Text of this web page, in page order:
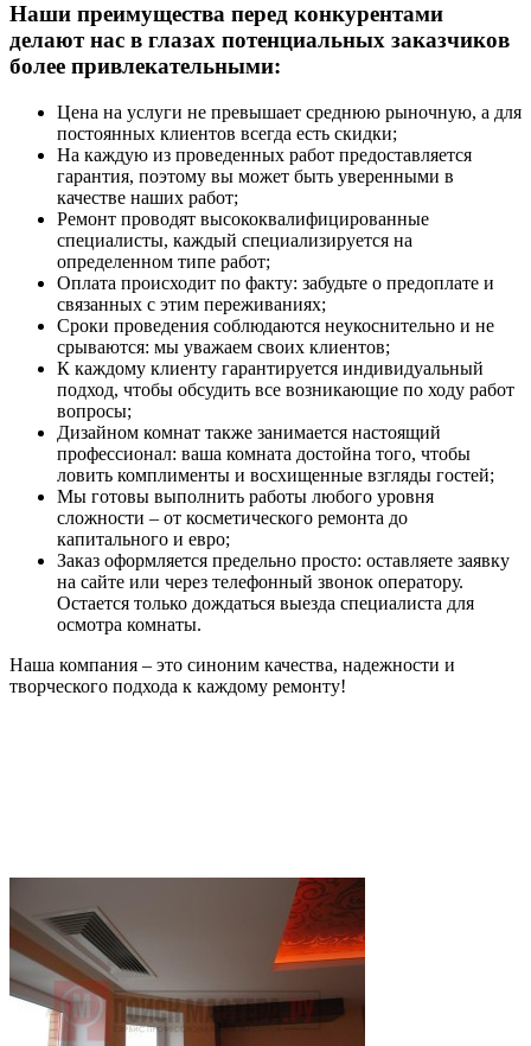
Наши преимущества перед конкурентами
делают нас в глазах потенциальных заказчиков
более привлекательными:
Цена на услуги не превышает среднюю рыночную, а для
постоянных клиентов всегда есть скидки;
На каждую из проведенных работ предоставляется
гарантия, поэтому вы может быть уверенными в
качестве наших работ;
Ремонт проводят высококвалифицированные
специалисты, каждый специализируется на
определенном типе работ;
Оплата происходит по факту: забудьте о предоплате и
связанных с этим переживаниях;
Сроки проведения соблюдаются неукоснительно и не
срываются: мы уважаем своих клиентов;
К каждому клиенту гарантируется индивидуальный
подход, чтобы обсудить все возникающие по ходу работ
вопросы;
Дизайном комнат также занимается настоящий
профессионал: ваша комната достойна того, чтобы
ловить комплименты и восхищенные взгляды гостей;
Мы готовы выполнить работы любого уровня
сложности – от косметического ремонта до
капитального и евро;
Заказ оформляется предельно просто: оставляете заявку
на сайте или через телефонный звонок оператору.
Остается только дождаться выезда специалиста для
осмотра комнаты.
Наша компания – это синоним качества, надежности и
творческого подхода к каждому ремонту!